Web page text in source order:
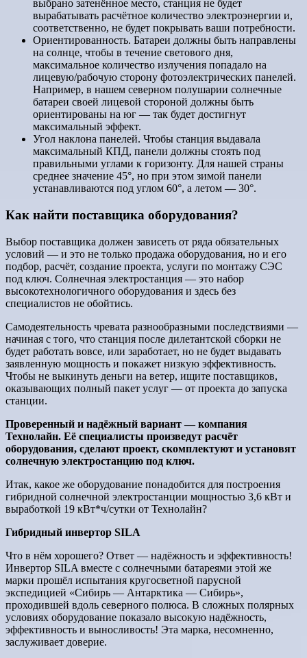
выбрано затенённое место, станция не будет
вырабатывать расчётное количество электроэнергии и,
соответственно, не будет покрывать ваши потребности.
Ориентированность. Батареи должны быть направлены
на солнце, чтобы в течение светового дня,
максимальное количество излучения попадало на
лицевую/рабочую сторону фотоэлектрических панелей.
Например, в нашем северном полушарии солнечные
батареи своей лицевой стороной должны быть
ориентированы на юг — так будет достигнут
максимальный эффект.
Угол наклона панелей. Чтобы станция выдавала
максимальный КПД, панели должны стоять под
правильными углами к горизонту. Для нашей страны
среднее значение 45°, но при этом зимой панели
устанавливаются под углом 60°, а летом — 30°.
Как найти поставщика оборудования?
Выбор поставщика должен зависеть от ряда обязательных
условий — и это не только продажа оборудования, но и его
подбор, расчёт, создание проекта, услуги по монтажу СЭС
под ключ. Солнечная электростанция — это набор
высокотехнологичного оборудования и здесь без
специалистов не обойтись.
Самодеятельность чревата разнообразными последствиями —
начиная с того, что станция после дилетантской сборки не
будет работать вовсе, или заработает, но не будет выдавать
заявленную мощность и покажет низкую эффективность.
Чтобы не выкинуть деньги на ветер, ищите поставщиков,
оказывающих полный пакет услуг — от проекта до запуска
станции.
Проверенный и надёжный вариант — компания
Технолайн. Её специалисты произведут расчёт
оборудования, сделают проект, скомплектуют и установят
солнечную электростанцию под ключ.
Итак, какое же оборудование понадобится для построения
гибридной солнечной электростанции мощностью 3,6 кВт и
выработкой 19 кВт*ч/сутки от Технолайн?
Гибридный инвертор SILA
Что в нём хорошего? Ответ — надёжность и эффективность!
Инвертор SILA вместе с солнечными батареями этой же
марки прошёл испытания кругосветной парусной
экспедицией «Сибирь — Антарктика — Сибирь»,
проходившей вдоль северного полюса. В сложных полярных
условиях оборудование показало высокую надёжность,
эффективность и выносливость! Эта марка, несомненно,
заслуживает доверие.